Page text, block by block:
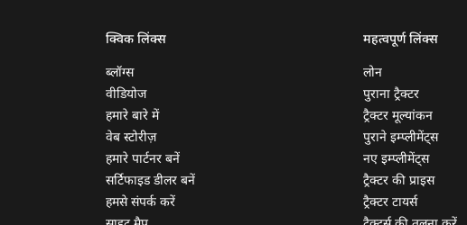
क्विक लिंक्स
ब्लॉग्स
वीडियोज
हमारे बारे में
वेब स्टोरीज़
हमारे पार्टनर बनें
सर्टिफाइड डीलर बनें
हमसे संपर्क करें
महत्वपूर्ण लिंक्स
लोन
पुराना ट्रैक्टर
ट्रैक्टर मूल्यांकन
पुराने इम्प्लीमेंट्स
नए इम्प्लीमेंट्स
ट्रैक्टर की प्राइस
ट्रैक्टर टायर्स